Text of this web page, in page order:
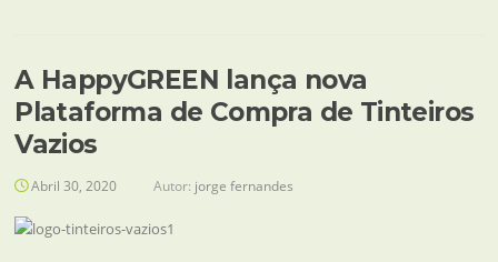
A HappyGREEN lança nova
Plataforma de Compra de Tinteiros
Vazios
Abril 30, 2020 Autor: jorge fernandes